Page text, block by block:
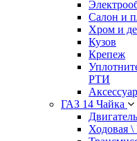
Салон и
Хром и
Кузов
Крепеж
РТИ
ГАЗ 14 Чайка
Двигатель
Ходовая \